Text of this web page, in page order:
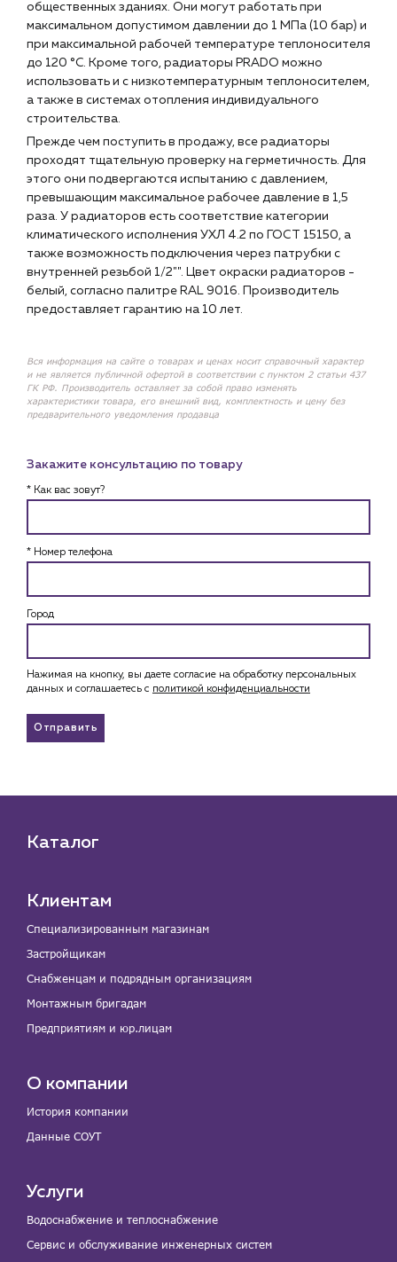
общественных зданиях. Они могут работать при
максимальном допустимом давлении до 1 МПа (10 бар) и
при максимальной рабочей температуре теплоносителя
до 120 °C. Кроме того, радиаторы PRADO можно
использовать и с низкотемпературным теплоносителем,
а также в системах отопления индивидуального
строительства.
Прежде чем поступить в продажу, все радиаторы
проходят тщательную проверку на герметичность. Для
этого они подвергаются испытанию с давлением,
превышающим максимальное рабочее давление в 1,5
раза. У радиаторов есть соответствие категории
климатического исполнения УХЛ 4.2 по ГОСТ 15150, а
также возможность подключения через патрубки с
внутренней резьбой 1/2"". Цвет окраски радиаторов -
белый, согласно палитре RAL 9016. Производитель
предоставляет гарантию на 10 лет.
Вся информация на сайте о товарах и ценах носит справочный характер
и не является публичной офертой в соответствии с пунктом 2 статьи 437
ГК РФ. Производитель оставляет за собой право изменять
характеристики товара, его внешний вид, комплектность и цену без
предварительного уведомления продавца
Закажите консультацию по товару
* Как вас зовут?
* Номер телефона
Город
Нажимая на кнопку, вы даете согласие на обработку персональных
данных и соглашаетесь c политикой конфиденциальности
Отправить
Каталог
Клиентам
Специализированным магазинам
Застройщикам
Снабженцам и подрядным организациям
Монтажным бригадам
Предприятиям и юр.лицам
О компании
История компании
Данные СОУТ
Услуги
Водоснабжение и теплоснабжение
Сервис и обслуживание инженерных систем